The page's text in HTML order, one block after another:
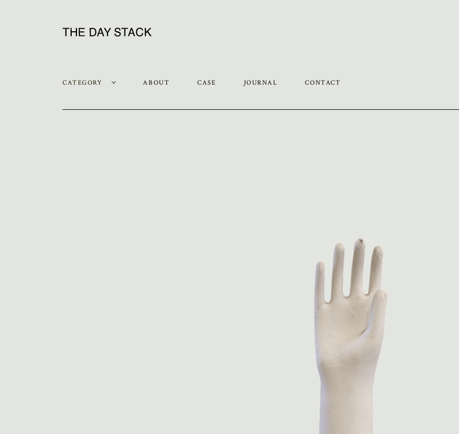
CATEGORY ABOUT CASE JOURNAL CONTACT